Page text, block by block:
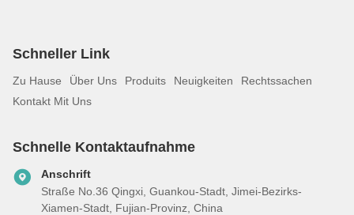
Schneller Link
Zu Hause Über Uns Produits Neuigkeiten
Rechtssachen
Kontakt Mit Uns
Schnelle Kontaktaufnahme
Anschrift
Straße No.36 Qingxi, Guankou-Stadt, Jimei-Bezirks-
Xiamen-Stadt, Fujian-Provinz, China